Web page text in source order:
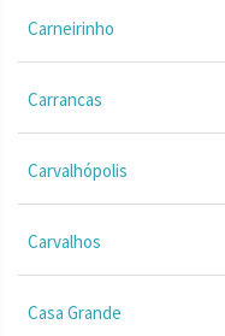
Carneirinho
Carrancas
Carvalhópolis
Carvalhos
Casa Grande